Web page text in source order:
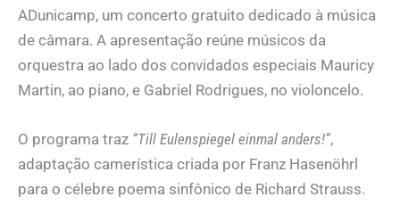
ADunicamp, um concerto gratuito dedicado à música
de câmara. A apresentação reúne músicos da
orquestra ao lado dos convidados especiais Mauricy
Martin, ao piano, e Gabriel Rodrigues, no violoncelo.
O programa traz “Till Eulenspiegel einmal anders!”,
adaptação camerística criada por Franz Hasenöhrl
para o célebre poema sinfônico de Richard Strauss.